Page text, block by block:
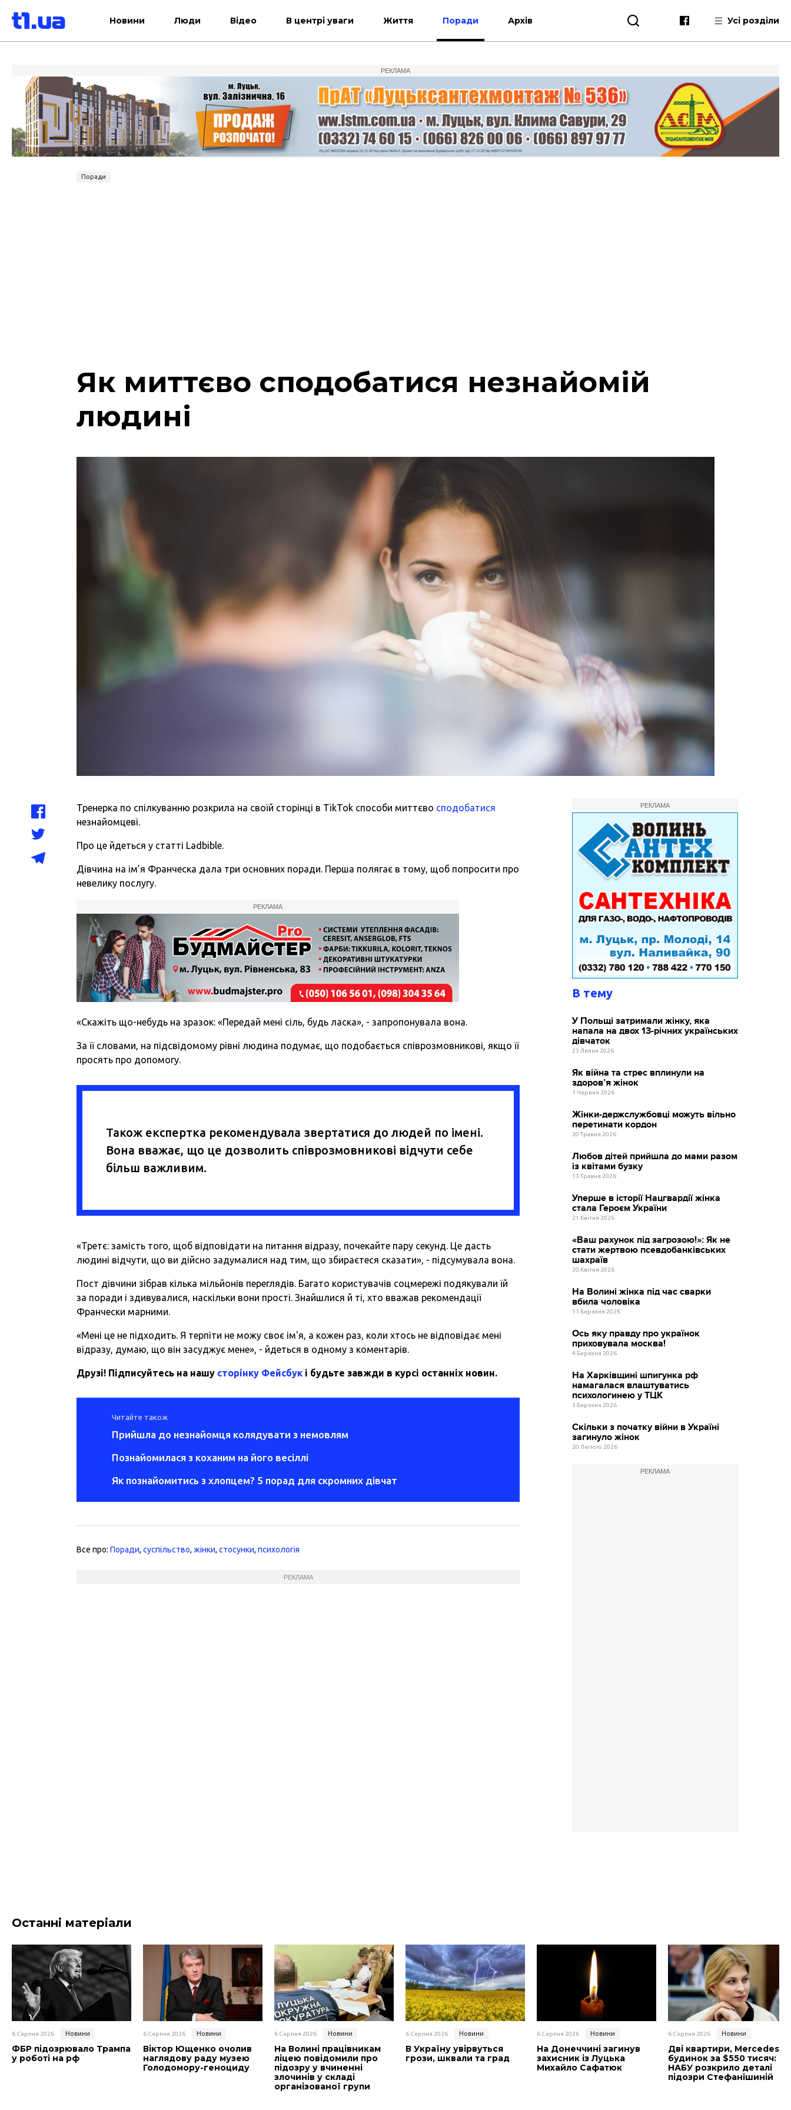
Новини Люди Відео В центрі уваги Життя Поради Архів Усі розділи
РЕКЛАМА
Поради
Як миттєво сподобатися незнайомій
людині
Тренерка по спілкуванню розкрила на своїй сторінці в TikTok способи миттєво сподобатися
незнайомцеві.
Про це йдеться у статті Ladbible.
Дівчина на ім’я Франческа дала три основних поради. Перша полягає в тому, щоб попросити про
невелику послугу.
РЕКЛАМА
«Скажіть що-небудь на зразок: «Передай мені сіль, будь ласка», - запропонувала вона.
За її словами, на підсвідомому рівні людина подумає, що подобається співрозмовникові, якщо її
просять про допомогу.
Також експертка рекомендувала звертатися до людей по імені.
Вона вважає, що це дозволить співрозмовникові відчути себе
більш важливим.
«Третє: замість того, щоб відповідати на питання відразу, почекайте пару секунд. Це дасть
людині відчути, що ви дійсно задумалися над тим, що збираєтеся сказати», - підсумувала вона.
Пост дівчини зібрав кілька мільйонів переглядів. Багато користувачів соцмережі подякували їй
за поради і здивувалися, наскільки вони прості. Знайшлися й ті, хто вважав рекомендації
Франчески марними.
«Мені це не підходить. Я терпіти не можу своє ім'я, а кожен раз, коли хтось не відповідає мені
відразу, думаю, що він засуджує мене», - йдеться в одному з коментарів.
Друзі! Підписуйтесь на нашу сторінку Фейсбук і будьте завжди в курсі останніх новин.
Читайте також
Прийшла до незнайомця колядувати з немовлям
Познайомилася з коханим на його весіллі
Як познайомитись з хлопцем? 5 порад для скромних дівчат
Все про:Поради,суспільство,жінки,стосунки,психологія
РЕКЛАМА
РЕКЛАМА
В тему
У Польщі затримали жінку, яка
напала на двох 13-річних українських
дівчаток
23 Липня 2026
Як війна та стрес вплинули на
здоров’я жінок
1 Червня 2026
Жінки-держслужбовці можуть вільно
перетинати кордон
20 Травня 2026
Любов дітей прийшла до мами разом
із квітами бузку
13 Травня 2026
Уперше в історії Нацгвардії жінка
стала Героєм України
21 Квітня 2026
«Ваш рахунок під загрозою!»: Як не
стати жертвою псевдобанківських
шахраїв
20 Квітня 2026
На Волині жінка під час сварки
вбила чоловіка
11 Березня 2026
Ось яку правду про українок
приховувала москва!
4 Березня 2026
На Харківщині шпигунка рф
намагалася влаштуватись
психологинею у ТЦК
3 Березня 2026
Скільки з початку війни в Україні
загинуло жінок
20 Лютого 2026
РЕКЛАМА
Останні матеріали
6 Серпня 2026 Новини
ФБР підозрювало Трампа
у роботі на рф
6 Серпня 2026 Новини
Віктор Ющенко очолив
наглядову раду музею
Голодомору-геноциду
6 Серпня 2026 Новини
На Волині працівникам
ліцею повідомили про
підозру у вчиненні
злочинів у складі
організованої групи
6 Серпня 2026 Новини
В Україну увірвуться
грози, шквали та град
6 Серпня 2026 Новини
На Донеччині загинув
захисник із Луцька
Михайло Сафатюк
6 Серпня 2026 Новини
Дві квартири, Mercedes і
будинок за $550 тисяч:
НАБУ розкрило деталі
підозри Стефанішиній